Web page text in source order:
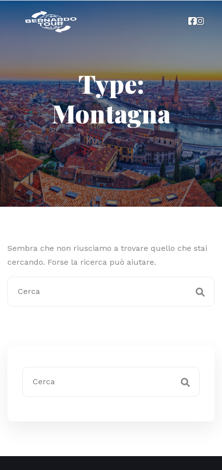
Type:
Montagna
Sembra che non riusciamo a trovare quello che stai
cercando. Forse la ricerca può aiutare.